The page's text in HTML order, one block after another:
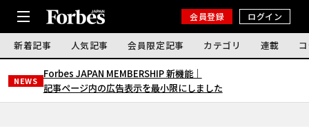
会員登録 ログイン
新着記事 人気記事 会員限定記事 カテゴリ 連載
NEWS
Forbes JAPAN MEMBERSHIP 新機能｜
記事ページ内の広告表示を最小限にしました